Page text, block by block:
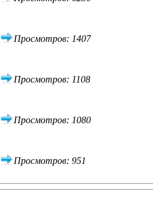
Просмотров: 1407
Просмотров: 1108
Просмотров: 1080
Просмотров: 951